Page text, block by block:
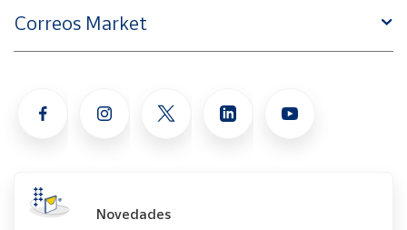
Correos Market
Novedades